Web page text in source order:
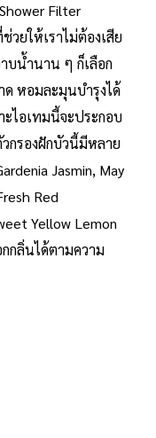
Filter
วยให้เราไม่ต้องเสีย
บน้ำนาน ๆ ก็เลือก
หอมละมุนบำรุงได้
ะไอเทมนี้จะประกอบ
กรองฝักบัวนี้มีหลาย
Jasmin, May
Red
Yellow Lemon
กลิ่นได้ตามความ